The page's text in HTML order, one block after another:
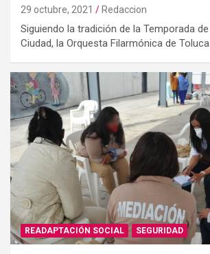
29 octubre, 2021 Redaccion
Siguiendo la tradición de la Temporada
Ciudad, la Orquesta Filarmónica de
READAPTACIÓN SOCIAL SEGURIDAD